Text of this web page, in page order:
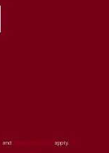
and Terms of Service apply.